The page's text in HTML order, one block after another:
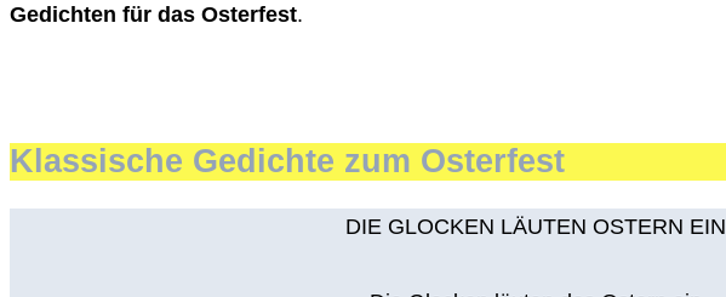
Gedichten für das Osterfest.
Klassische Gedichte zum Osterfest
DIE GLOCKEN LÄUTEN OSTERN EIN